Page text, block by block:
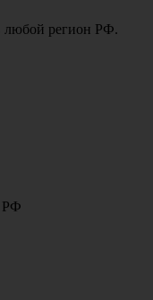
любой регион РФ.
РФ